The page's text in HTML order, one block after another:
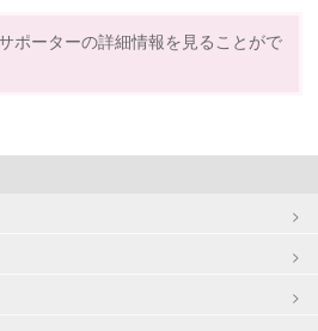
ポーターの詳細情報を見ることがで